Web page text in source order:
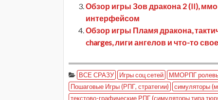
Обзор игры Зов дракона 2 (II),
интерфейсом
Обзор игры Пламя дракона,
charges, лиги ангелов и что-то свое
ВСЕ СРАЗУ Игры соц сетей
ММОРПГ
Пошаговые Игры (РПГ, стратегии)
симуляторы
текстово-графические РПГ (симуляторы типа